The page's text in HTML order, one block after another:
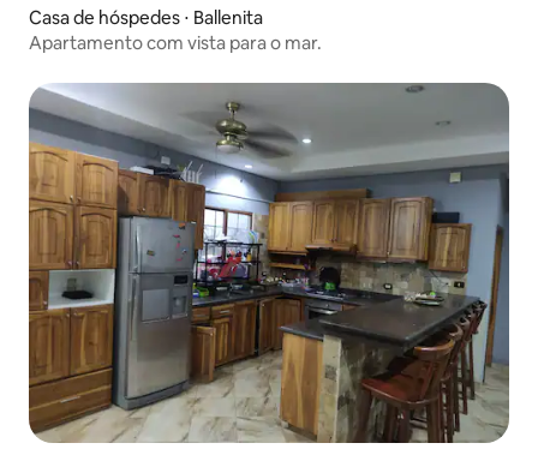
Casa de hóspedes ⋅ Ballenita
Apartamento com vista para o mar.